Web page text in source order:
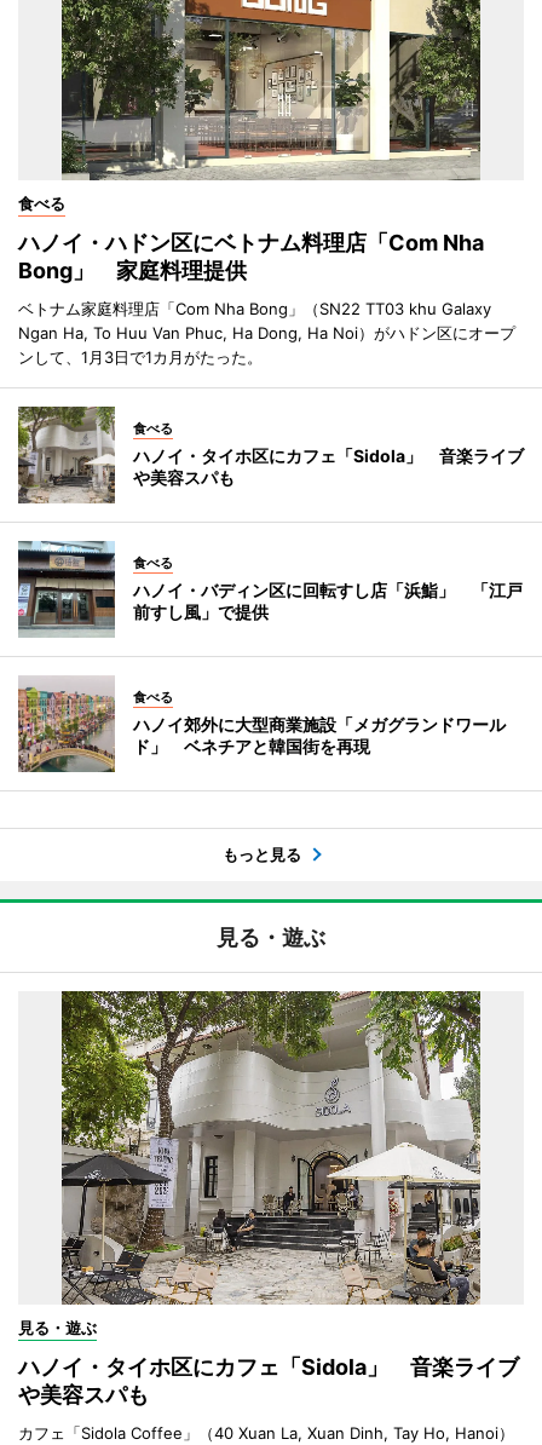
食べる
ハノイ・ハドン区にベトナム料理店「Com Nha
Bong」 家庭料理提供
ベトナム家庭料理店「Com Nha Bong」（SN22 TT03 khu Galaxy
Ngan Ha, To Huu Van Phuc, Ha Dong, Ha Noi）がハドン区にオープ
ンして、1月3日で1カ月がたった。
食べる
ハノイ・タイホ区にカフェ「Sidola」 音楽ライブ
や美容スパも
食べる
ハノイ・バディン区に回転すし店「浜鮨」 「江戸
前すし風」で提供
食べる
ハノイ郊外に大型商業施設「メガグランドワール
ド」 ベネチアと韓国街を再現
もっと見る
見る・遊ぶ
見る・遊ぶ
ハノイ・タイホ区にカフェ「Sidola」 音楽ライブ
や美容スパも
カフェ「Sidola Coffee」（40 Xuan La, Xuan Dinh, Tay Ho, Hanoi）